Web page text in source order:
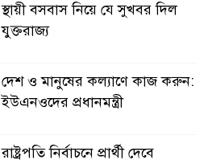
স্থায়ী বসবাস নিয়ে যে সুখবর দিল
যুক্তরাজ্য
দেশ ও মানুষের কল্যাণে কাজ করুন:
ইউএনওদের প্রধানমন্ত্রী
রাষ্ট্রপতি নির্বাচনে প্রার্থী দেবে